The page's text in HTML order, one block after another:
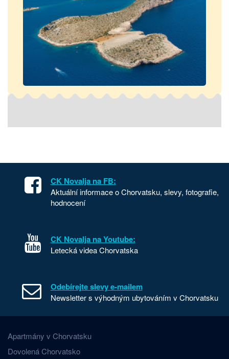
CK Novalja na FB:
Aktuální informace o Chorvatsku, slevy, fotografie,
hodnocení
CK Novalja na Youtube:
Letecká videa Chorvatska
Odebírejte slevy e-mailem
Newsletter s výhodným ubytováním v Chorvatsku
Apartmány v Chorvatsku
Dovolená Chorvatsko